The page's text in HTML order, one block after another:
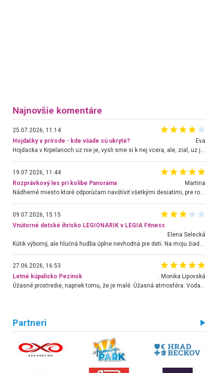
Najnovšie komentáre
25.07.2026, 11:14
Hojdačky v prírode - kde všade sú ukryté?
Eva
Hojdacka v Krpelanoch uz nie je, vysli sme si k nej vcera, ale, zial, uz je znicena. Ak sem planujete cestu len kvoli hojdacke, mozete si ju usetrit. Krasny vyhlad je tu vsak aj bez hojdacky :-)
19.07.2026, 11:44
Rozprávkový les pri kolibe Panoráma
Martina
Nádherné miesto ktoré odporúčam navštíviť všetkými desiatimi, pre rodiny s deťmi, dôchodcom... Proste a jednoducho ozaj rozprávkový les.. určite ešte prídeme. Odniesli sme si na pamiatku krásne tričká,
09.07.2026, 15:15
Vnútorné detské ihrisko LEGIONARIK v LEGIA Fitness
Elena Selecká
27.06.2026, 16:53
Letné kúpalisko Pezinok
. Monika Lipovská
Úžasné prostredie, napriek tomu, že je malé. Úžasná atmosféra. Voda fantastická a nádherná. Ľudí je pomerne veľa, ale su mili a ohľaduplní. Je veľmi zaujímavé sledovať, ako dokážu spolu športovať cudzí ľudia a bez ohľadu na vek. Vládne tu pohoda. Vnuka neviem dostať z vody. Ďakujem za krásny deň . Urcite sa sem vrátim. Jediný problém je s parkovaním, ale aj ten sa mi podarilo vyriešiť. Monika Bratislava
Partneri